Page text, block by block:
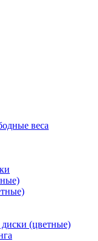
веса
(цветные)